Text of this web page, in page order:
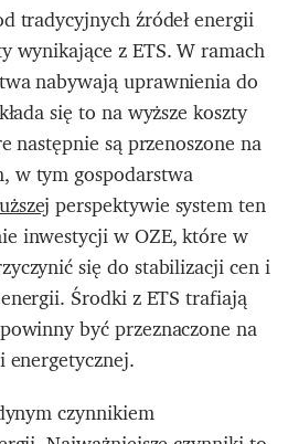
tradycyjnych źródeł energii
wynikające z ETS. W ramach
nabywają uprawnienia do
się to na wyższe koszty
są przenoszone na
w tym gospodarstwa
perspektywie system ten
inwestycji w OZE, które w
się do stabilizacji cen i
Środki z ETS trafiają
być przeznaczone na
czynnikiem